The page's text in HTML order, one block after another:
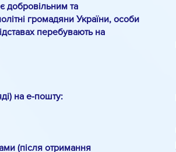
добровільним та
громадяни України, особи
перебувають на
на е-пошту:
(після отримання